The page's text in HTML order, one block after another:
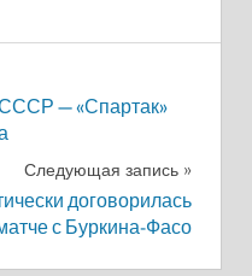
— «Спартак»
Следующая запись
договорилась
с Буркина-Фасо